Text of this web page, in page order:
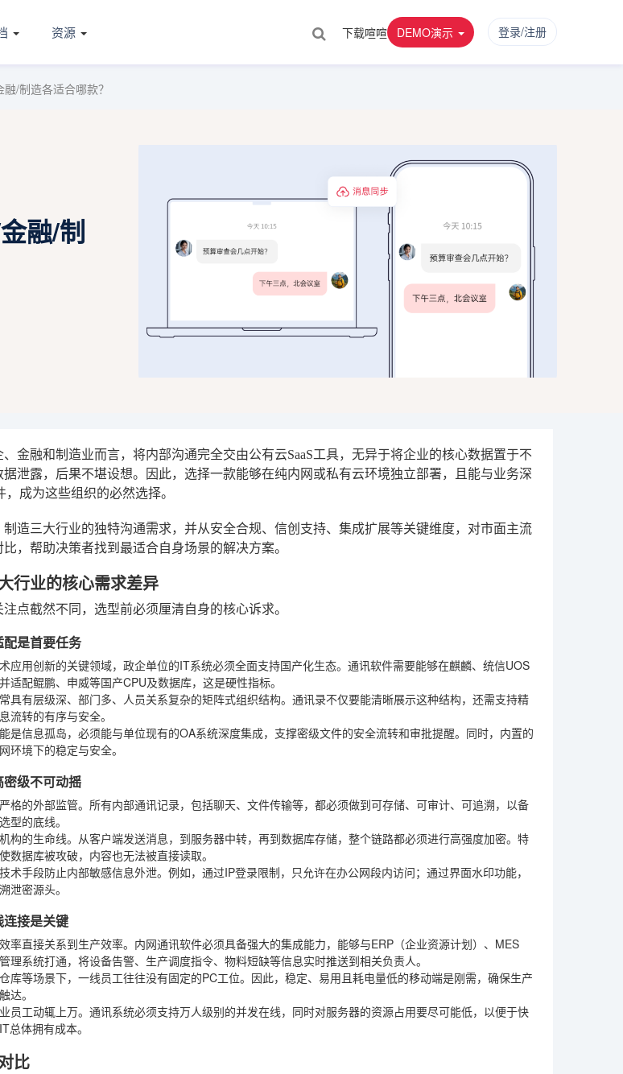
资源 下载喧喧 DEMO演示 登录/注册
/制造各适合哪款？
融/制
金融和制造业而言，将内部沟通完全交由公有云SaaS工具，无异于将企业的核心数据置于不
泄露，后果不堪设想。因此，选择一款能够在纯内网或私有云环境独立部署，且能与业务深
成为这些组织的必然选择。
造三大行业的独特沟通需求，并从安全合规、信创支持、集成扩展等关键维度，对市面主流
，帮助决策者找到最适合自身场景的解决方案。
行业的核心需求差异
点截然不同，选型前必须厘清自身的核心诉求。
是首要任务
应用创新的关键领域，政企单位的IT系统必须全面支持国产化生态。通讯软件需要能够在麒麟、统信UOS
适配鲲鹏、申威等国产CPU及数据库，这是硬性指标。
具有层级深、部门多、人员关系复杂的矩阵式组织结构。通讯录不仅要能清晰展示这种结构，还需支持精
流转的有序与安全。
是信息孤岛，必须能与单位现有的OA系统深度集成，支撑密级文件的安全流转和审批提醒。同时，内置的
环境下的稳定与安全。
级不可动摇
格的外部监管。所有内部通讯记录，包括聊天、文件传输等，都必须做到可存储、可审计、可追溯，以备
型的底线。
构的生命线。从客户端发送消息，到服务器中转，再到数据库存储，整个链路都必须进行高强度加密。特
数据库被攻破，内容也无法被直接读取。
术手段防止内部敏感信息外泄。例如，通过IP登录限制，只允许在办公网段内访问；通过界面水印功能，
泄密源头。
接是关键
率直接关系到生产效率。内网通讯软件必须具备强大的集成能力，能够与ERP（企业资源计划）、MES
理系统打通，将设备告警、生产调度指令、物料短缺等信息实时推送到相关负责人。
库等场景下，一线员工往往没有固定的PC工位。因此，稳定、易用且耗电量低的移动端是刚需，确保生产
达。
员工动辄上万。通讯系统必须支持万人级别的并发在线，同时对服务器的资源占用要尽可能低，以便于快
总体拥有成本。
比